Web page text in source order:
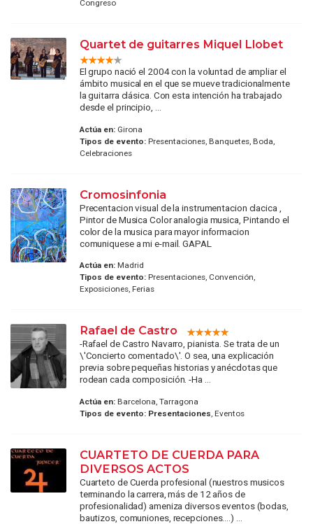
Congreso
Quartet de guitarres Miquel Llobet
El grupo nació el 2004 con la voluntad de ampliar el
ámbito musical en el que se mueve tradicionalmente
la guitarra clásica. Con esta intención ha trabajado
desde el principio, ...
Actúa en:Girona
Tipos de evento:Presentaciones, Banquetes, Boda,
Celebraciones
Cromosinfonia
Precentacion visual de la instrumentacion clacica ,
Pintor de Musica Color analogia musica, Pintando el
color de la musica para mayor informacion
comuniquese a mi e-mail. GAPAL
Actúa en:Madrid
Tipos de evento:Presentaciones, Convención,
Exposiciones, Ferias
Rafael de Castro
-Rafael de Castro Navarro, pianista. Se trata de un
\'Concierto comentado\'. O sea, una explicación
previa sobre pequeñas historias y anécdotas que
rodean cada composición. -Ha ...
Actúa en:Barcelona, Tarragona
Tipos de evento: Presentaciones , Eventos
CUARTETO DE CUERDA PARA
DIVERSOS ACTOS
Cuarteto de Cuerda profesional (nuestros musicos
terminando la carrera, más de 12 años de
profesionalidad) ameniza diversos eventos (bodas,
bautizos, comuniones, recepciones....) ...